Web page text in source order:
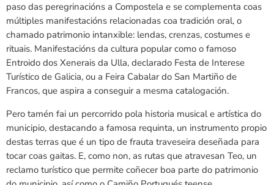
paso das peregrinacións a Compostela e se complementa coas
múltiples manifestacións relacionadas coa tradición oral, o
chamado patrimonio intanxible: lendas, crenzas, costumes e
rituais. Manifestacións da cultura popular como o famoso
Entroido dos Xenerais da Ulla, declarado Festa de Interese
Turístico de Galicia, ou a Feira Cabalar do San Martiño de
Francos, que aspira a conseguir a mesma catalogación.
Pero tamén fai un percorrido pola historia musical e artística do
municipio, destacando a famosa requinta, un instrumento propio
destas terras que é un tipo de frauta traveseira deseñada para
tocar coas gaitas. E, como non, as rutas que atravesan Teo, un
reclamo turístico que permite coñecer boa parte do patrimonio